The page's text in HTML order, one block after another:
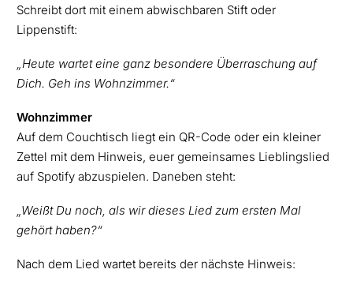
Schreibt dort mit einem abwischbaren Stift oder
Lippenstift:
„Heute wartet eine ganz besondere Überraschung auf
Dich. Geh ins Wohnzimmer.“
Wohnzimmer
Auf dem Couchtisch liegt ein QR-Code oder ein kleiner
Zettel mit dem Hinweis, euer gemeinsames Lieblingslied
auf Spotify abzuspielen. Daneben steht:
„Weißt Du noch, als wir dieses Lied zum ersten Mal
gehört haben?“
Nach dem Lied wartet bereits der nächste Hinweis: